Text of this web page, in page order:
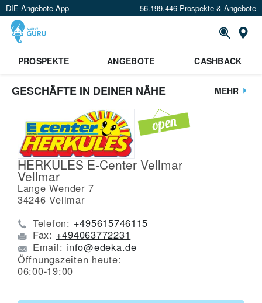
DIE Angebote App 56.199.446 Prospekte & Angebote
PROSPEKTE
ANGEBOTE CASHBACK
GESCHÄFTE IN DEINER NÄHE MEHR
HERKULES E-Center Vellmar
Vellmar
Lange Wender 7
34246 Vellmar
Telefon: +495615746115
Fax: +494063772231
Email: info@edeka.de
Öffnungszeiten heute:
06:00-19:00